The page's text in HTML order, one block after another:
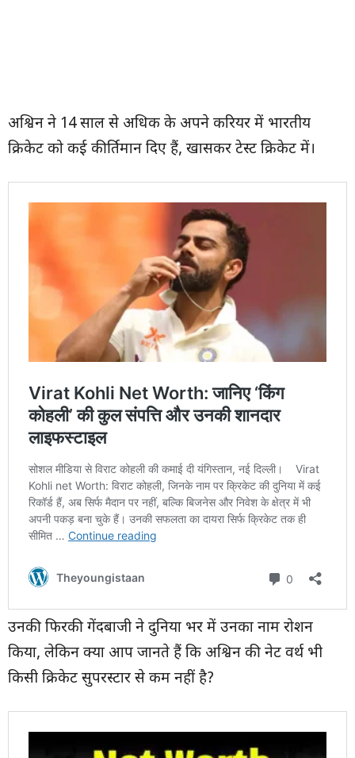
अश्विन ने 14 साल से अधिक के अपने करियर में भारतीय
क्रिकेट को कई कीर्तिमान दिए हैं, खासकर टेस्ट क्रिकेट में।
उनकी फिरकी गेंदबाजी ने दुनिया भर में उनका नाम रोशन
किया, लेकिन क्या आप जानते हैं कि अश्विन की नेट वर्थ भी
किसी क्रिकेट सुपरस्टार से कम नहीं है?